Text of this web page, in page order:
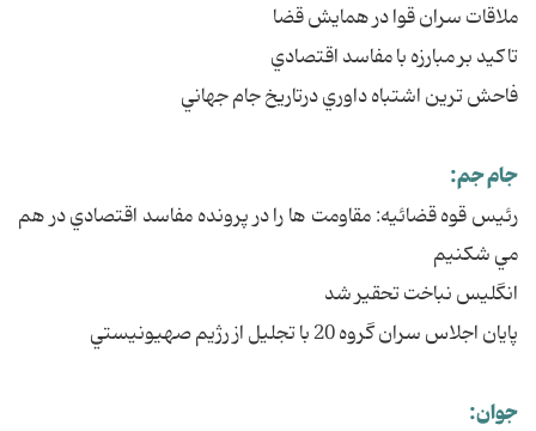
ملاقات سران قوا در همايش قضا
تاکيد بر مبارزه با مفاسد اقتصادي
فاحش ترين اشتباه داوري درتاريخ جام جهاني
جام جم:
رئيس قوه قضائيه: مقاومت ها را در پرونده مفاسد اقتصادي در هم
مي شکنيم
انگليس نباخت تحقير شد
پايان اجلاس سران گروه 20 با تجليل از رژيم صهيونيستي
جوان: